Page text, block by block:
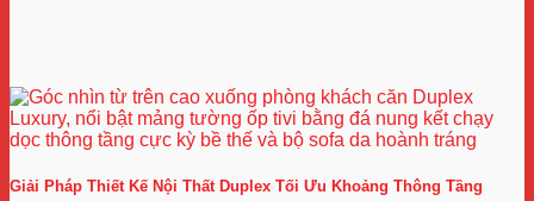
Giải Pháp Thiết Kế Nội Thất Duplex Tối Ưu Khoảng Thông Tầng